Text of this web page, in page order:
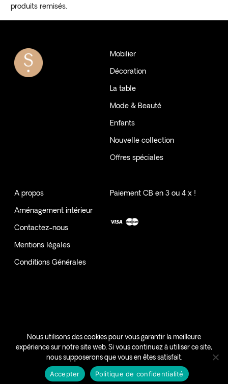
produits remisés.
Mobilier
Décoration
La table
Mode & Beauté
Enfants
Nouvelle collection
Offres spéciales
A propos
Aménagement intérieur
Contactez-nous
Mentions légales
Conditions Générales
Paiement CB en 3 ou 4 x !
SAMANI | VOTRE INTERIEUR, VOTRE HISTOIRE - MAYOTTE -
#HEREISLOVE
instagram
Nous utilisons des cookies pour vous garantir la meilleure
expérience sur notre site web. Si vous continuez à utiliser ce site,
nous supposerons que vous en êtes satisfait.
Accepter Politique de confidentialité